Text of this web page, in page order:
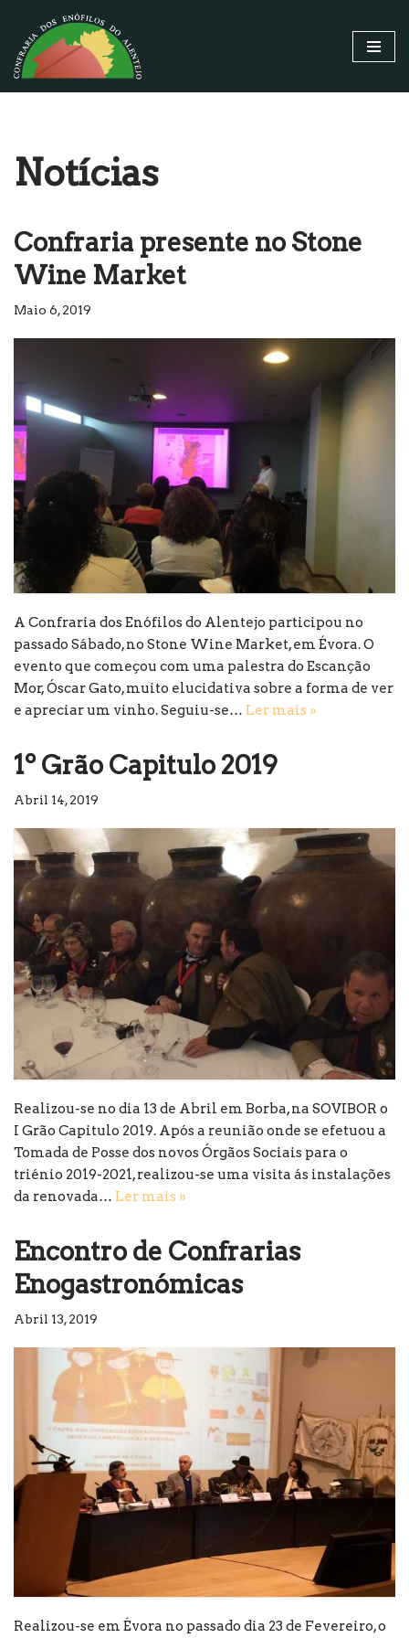
Avançar
para
o
Notícias
Confraria presente no Stone
Wine Market
Maio 6, 2019
A Confraria dos Enófilos do Alentejo participou no
passado Sábado, no Stone Wine Market, em Évora. O
evento que começou com uma palestra do Escanção
Mor, Óscar Gato, muito elucidativa sobre a forma de ver
e apreciar um vinho. Seguiu-se… Ler mais »
1º Grão Capitulo 2019
Abril 14, 2019
Realizou-se no dia 13 de Abril em Borba, na SOVIBOR o
I Grão Capitulo 2019. Após a reunião onde se efetuou a
Tomada de Posse dos novos Órgãos Sociais para o
triénio 2019-2021, realizou-se uma visita ás instalações
da renovada… Ler mais »
Encontro de Confrarias
Enogastronómicas
Abril 13, 2019
Realizou-se em Évora no passado dia 23 de Fevereiro, o